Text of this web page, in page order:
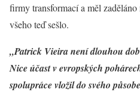
firmy transformací a měl zaděláno
všeho teď sešlo.
„Patrick Vieira není dlouhou
Nice účast v evropských
spolupráce vložil do svého